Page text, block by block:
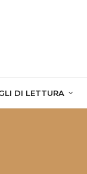
DI LETTURA